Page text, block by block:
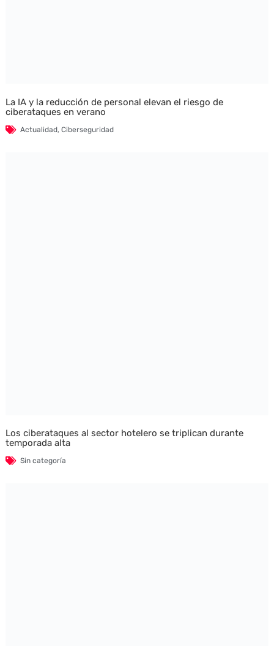
La IA y la reducción de personal elevan el riesgo de
ciberataques en verano
Actualidad, Ciberseguridad
Los ciberataques al sector hotelero se triplican durante
temporada alta
Sin categoría